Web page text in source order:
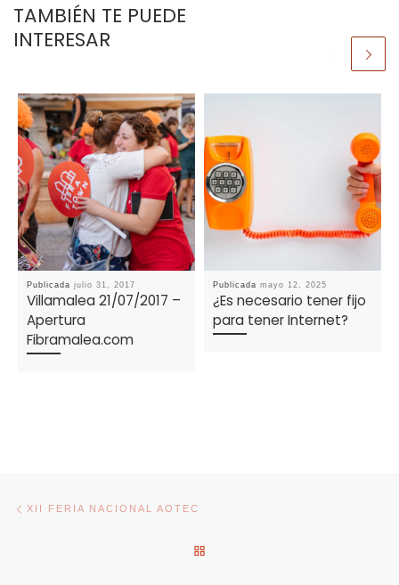
TAMBIÉN TE PUEDE
INTERESAR
Publicadajulio 31, 2017
Villamalea 21/07/2017 –
Apertura
Fibramalea.com
Publicadamayo 12, 2025
¿Es necesario tener fijo
para tener Internet?
XII FERIA NACIONAL AOTEC